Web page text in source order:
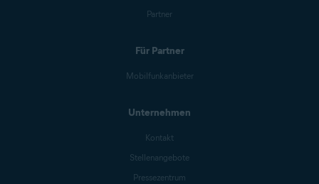
Partner
Für Partner
Mobilfunkanbieter
Unternehmen
Kontakt
Stellenangebote
Pressezentrum